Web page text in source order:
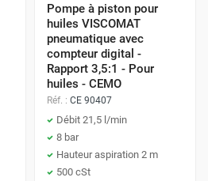
Pompe à piston pour
huiles VISCOMAT
pneumatique avec
compteur digital -
Rapport 3,5:1 - Pour
huiles - CEMO
Réf. : CE 90407
Débit 21,5 l/min
8 bar
Hauteur aspiration 2 m
500 cSt